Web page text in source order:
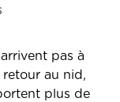
pas à
au nid,
plus de